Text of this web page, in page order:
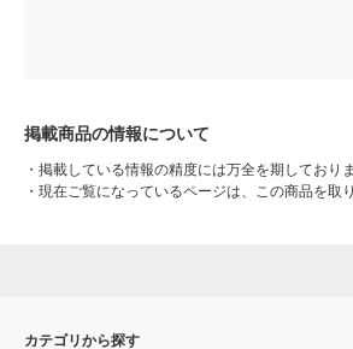
掲載商品の情報について
・ 掲載している情報の精度には万全を期しており
・ 現在ご覧になっているページは、この商品を取
カテゴリから探す